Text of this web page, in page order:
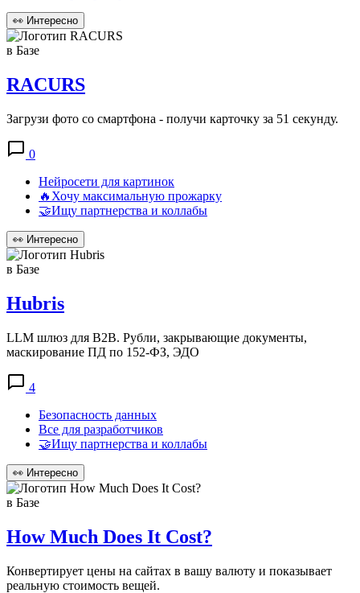
👀 Интересно
в Базе
RACURS
Загрузи фото со смартфона - получи карточку за 51 секунду.
0
Нейросети для картинок
🔥Хочу максимальную прожарку
🤝Ищу партнерства и коллабы
👀 Интересно
в Базе
Hubris
LLM шлюз для B2B. Рубли, закрывающие документы,
маскирование ПД по 152-ФЗ, ЭДО
4
Безопасность данных
Все для разработчиков
🤝Ищу партнерства и коллабы
👀 Интересно
в Базе
How Much Does It Cost?
Конвертирует цены на сайтах в вашу валюту и показывает
реальную стоимость вещей.